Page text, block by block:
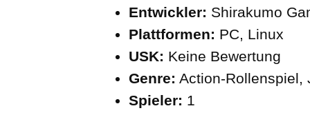
Entwickler: Shirakumo
Plattformen: PC, Linux
USK: Keine Bewertung
Genre: Action-Rollenspiel,
Spieler: 1